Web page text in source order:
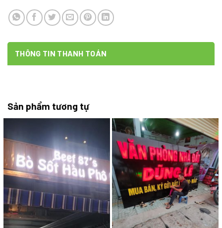
THÔNG TIN THANH TOÁN
Sản phẩm tương tự